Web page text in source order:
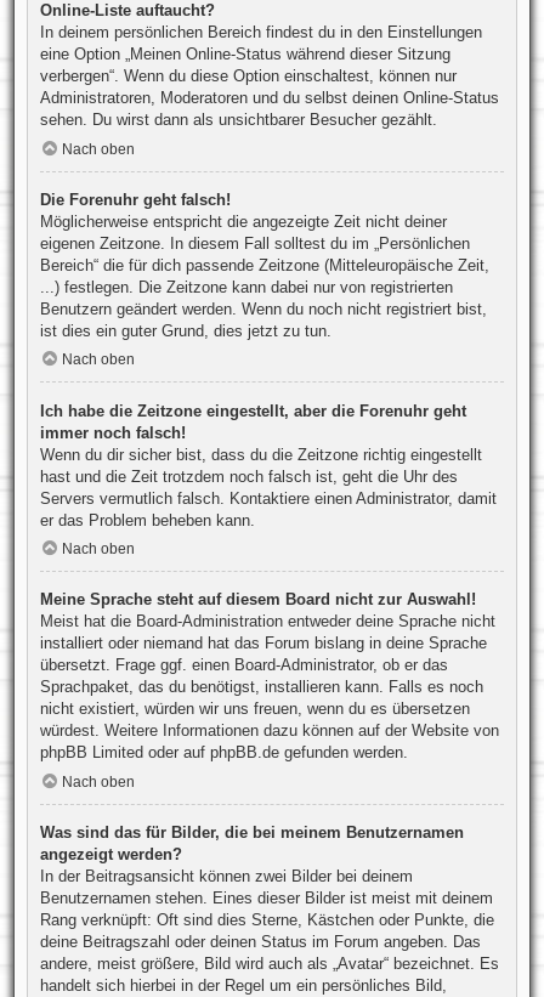
Online-Liste auftaucht?
In deinem persönlichen Bereich findest du in den Einstellungen
eine Option „Meinen Online-Status während dieser Sitzung
verbergen“. Wenn du diese Option einschaltest, können nur
Administratoren, Moderatoren und du selbst deinen Online-Status
sehen. Du wirst dann als unsichtbarer Besucher gezählt.
Nach oben
Die Forenuhr geht falsch!
Möglicherweise entspricht die angezeigte Zeit nicht deiner
eigenen Zeitzone. In diesem Fall solltest du im „Persönlichen
Bereich“ die für dich passende Zeitzone (Mitteleuropäische Zeit,
...) festlegen. Die Zeitzone kann dabei nur von registrierten
Benutzern geändert werden. Wenn du noch nicht registriert bist,
ist dies ein guter Grund, dies jetzt zu tun.
Nach oben
Ich habe die Zeitzone eingestellt, aber die Forenuhr geht
immer noch falsch!
Wenn du dir sicher bist, dass du die Zeitzone richtig eingestellt
hast und die Zeit trotzdem noch falsch ist, geht die Uhr des
Servers vermutlich falsch. Kontaktiere einen Administrator, damit
er das Problem beheben kann.
Nach oben
Meine Sprache steht auf diesem Board nicht zur Auswahl!
Meist hat die Board-Administration entweder deine Sprache nicht
installiert oder niemand hat das Forum bislang in deine Sprache
übersetzt. Frage ggf. einen Board-Administrator, ob er das
Sprachpaket, das du benötigst, installieren kann. Falls es noch
nicht existiert, würden wir uns freuen, wenn du es übersetzen
würdest. Weitere Informationen dazu können auf der Website von
phpBB Limited oder auf phpBB.degefunden werden.
Nach oben
Was sind das für Bilder, die bei meinem Benutzernamen
angezeigt werden?
In der Beitragsansicht können zwei Bilder bei deinem
Benutzernamen stehen. Eines dieser Bilder ist meist mit deinem
Rang verknüpft: Oft sind dies Sterne, Kästchen oder Punkte, die
deine Beitragszahl oder deinen Status im Forum angeben. Das
andere, meist größere, Bild wird auch als „Avatar“ bezeichnet. Es
handelt sich hierbei in der Regel um ein persönliches Bild,